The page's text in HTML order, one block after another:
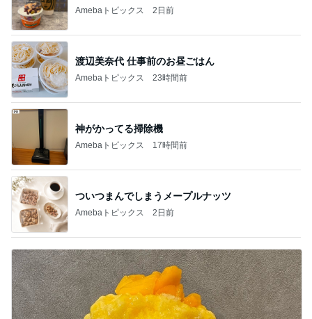
Amebaトピックス 2日前
渡辺美奈代 仕事前のお昼ごはん
Amebaトピックス 23時間前
神がかってる掃除機
Amebaトピックス 17時間前
ついつまんでしまうメープルナッツ
Amebaトピックス 2日前